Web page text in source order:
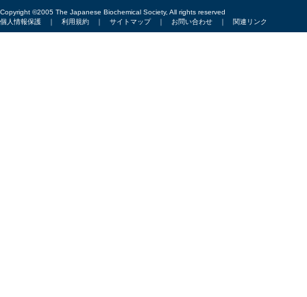
Copyright ©2005 The Japanese Biochemical Society, All rights reserved
個人情報保護 ｜ 利用規約 ｜ サイトマップ｜ お問い合わせ ｜ 関連リンク